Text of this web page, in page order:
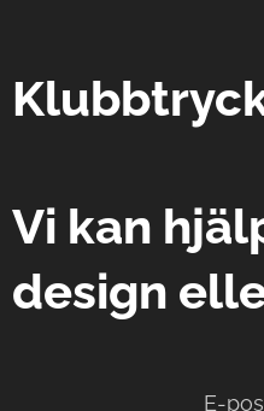
Vi kan
design
E-